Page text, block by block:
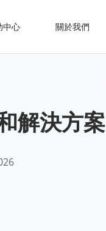
中心 關於我們
解決方案